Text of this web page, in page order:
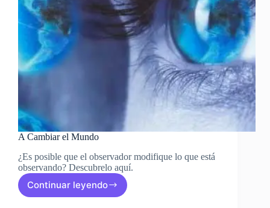
A Cambiar el Mundo
¿Es posible que el observador modifique lo que está
observando? Descubrelo aquí.
Continuar leyendo
A
Cambiar